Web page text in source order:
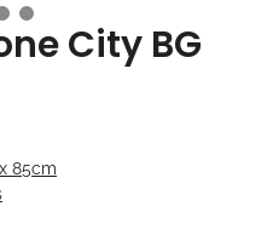
City BG
85cm